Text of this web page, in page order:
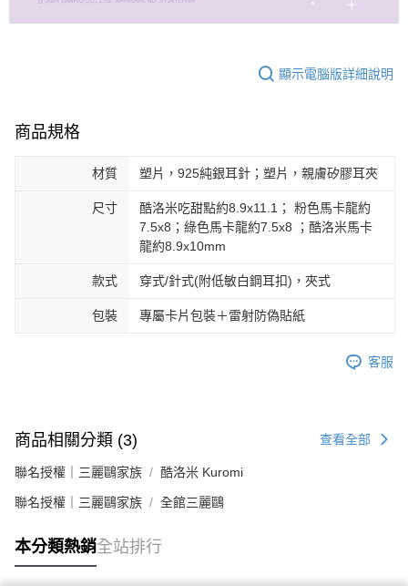
顯示電腦版詳細說明
商品規格
材質 塑片，925純銀耳針；塑片，親膚矽膠耳夾
尺寸
酷洛米吃甜點約8.9x11.1； 粉色馬卡龍約
7.5x8；綠色馬卡龍約7.5x8 ；酷洛米馬卡
龍約8.9x10mm
款式 穿式/針式(附低敏白鋼耳扣)，夾式
包裝 專屬卡片包裝＋雷射防偽貼紙
客服
商品相關分類 (3) 查看全部
聯名授權｜三麗鷗家族 酷洛米 Kuromi
聯名授權｜三麗鷗家族 全館三麗鷗
本分類熱銷全站排行